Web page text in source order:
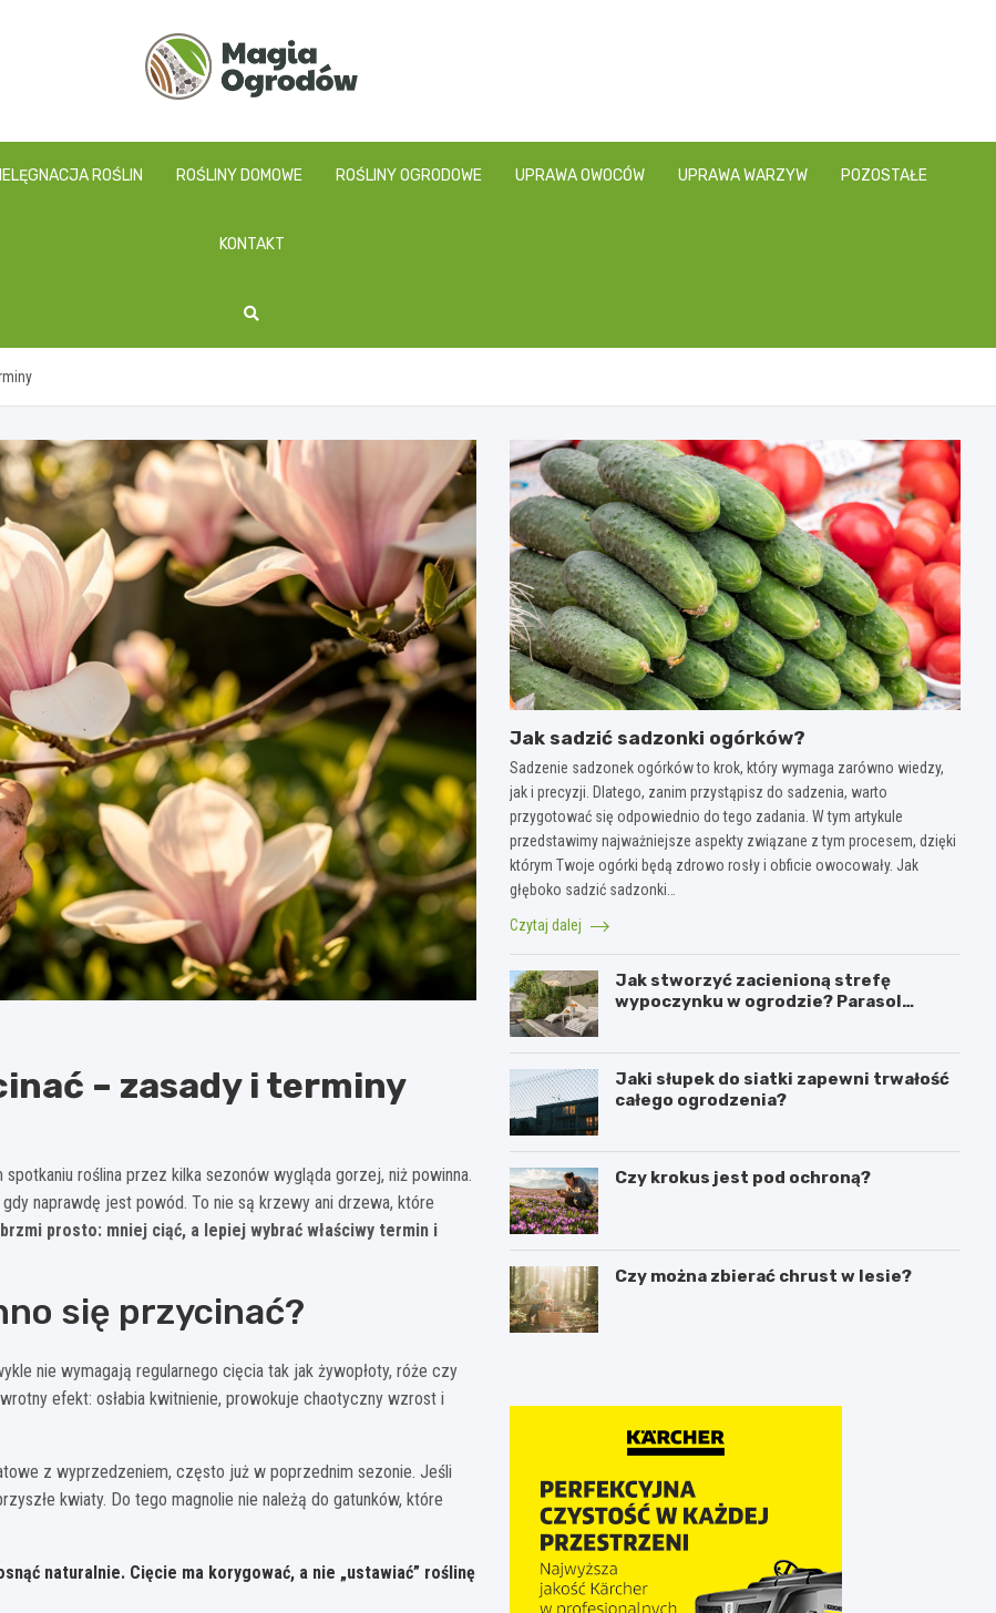
magiaogrodow.pl
ROŚLIN ROŚLINY DOMOWE ROŚLINY OGRODOWE UPRAWA OWOCÓW UPRAWA WARZYW POZOSTAŁE
KONTAKT
– zasady i terminy
roślina przez kilka sezonów wygląda gorzej, niż powinna.
naprawdę jest powód. To nie są krzewy ani drzewa, które
prosto: mniej ciąć, a lepiej wybrać właściwy termin i
się przycinać?
nie wymagają regularnego cięcia tak jak żywopłoty, róże czy
efekt: osłabia kwitnienie, prowokuje chaotyczny wzrost i
z wyprzedzeniem, często już w poprzednim sezonie. Jeśli
kwiaty. Do tego magnolie nie należą do gatunków, które
naturalnie. Cięcie ma korygować, a nie „ustawiać” roślinę
Jak sadzić sadzonki ogórków?
Sadzenie sadzonek ogórków to krok, który wymaga zarówno wiedzy,
jak i precyzji. Dlatego, zanim przystąpisz do sadzenia, warto
przygotować się odpowiednio do tego zadania. W tym artykule
przedstawimy najważniejsze aspekty związane z tym procesem, dzięki
którym Twoje ogórki będą zdrowo rosły i obficie owocowały. Jak
głęboko sadzić sadzonki…
Czytaj dalej
Jak stworzyć zacienioną strefę
wypoczynku w ogrodzie? Parasol
Jaki słupek do siatki zapewni trwałość
całego ogrodzenia?
Czy krokus jest pod ochroną?
Czy można zbierać chrust w lesie?